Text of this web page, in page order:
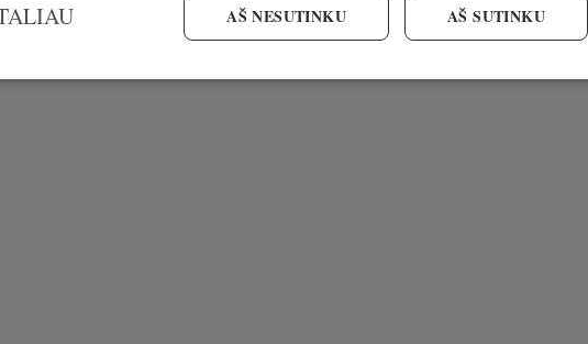
AŠ SUTINKU
AŠ NESUTINKU